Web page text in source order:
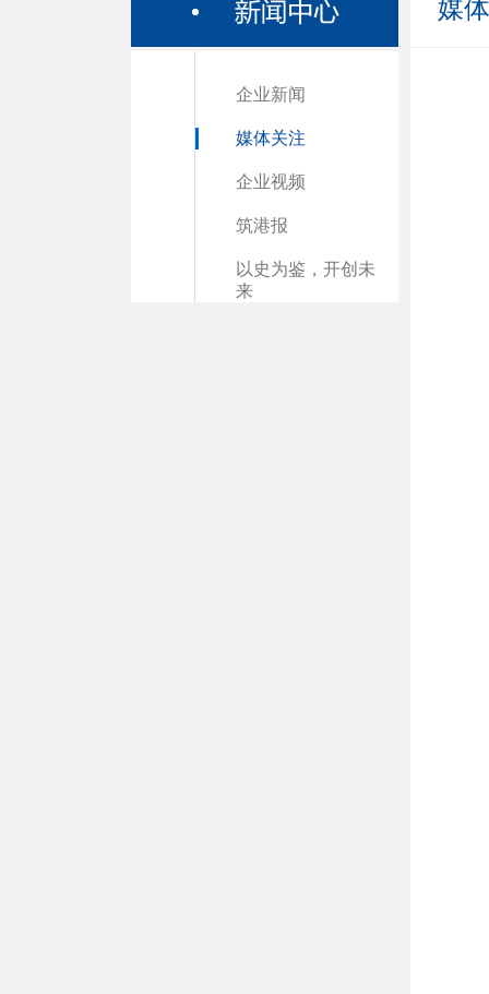
企业新闻
媒体关注
企业视频
筑港报
以史为鉴，开创未
来
媒